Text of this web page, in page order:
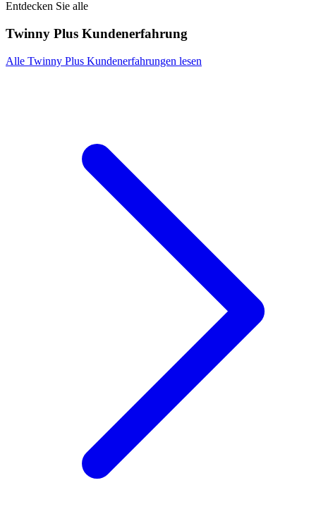
Entdecken Sie alle
Twinny Plus Kundenerfahrung
Alle Twinny Plus Kundenerfahrungen lesen